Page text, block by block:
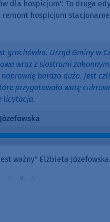
dla hospicjum". To druga
hospicjum
grochówka. Urząd Gminy w
wraz z siostrami
bardzo dużo. Jest
przygotowało watę
licytacja.
ważny" Elżbieta Józefowska.